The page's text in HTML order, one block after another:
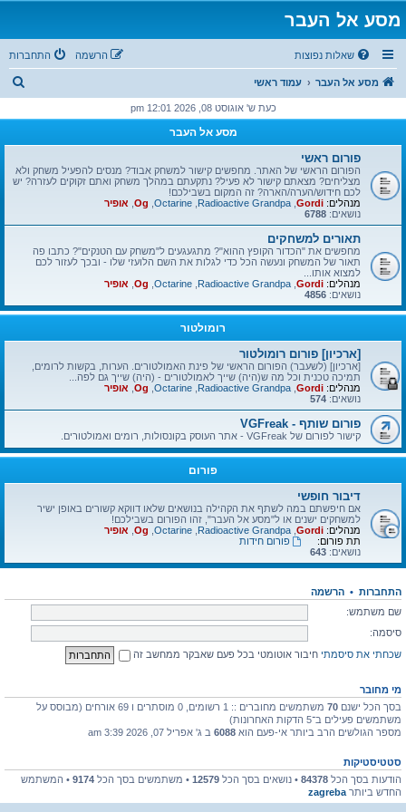
מסע אל העבר
שאלות נפוצות התחברות הרשמה
מסע אל העבר עמוד ראשי
ו
כעת ש' אוגוסט 08, 2026 12:01 pm
מסע אל העבר
פורום ראשי
הפורום הראשי של האתר. מחפשים קישור למשחק אבוד? מנסים להפעיל משחק ולא
מצליחים? מצאתם קישור לא פעיל? נתקעתם במהלך משחק ואתם זקוקים לעזרה? יש
לכם חידוש/הערה/הארה? זה המקום בשבילכם!
מנהלים: Gordi
Radioactive Grandpa
Octarine
Og אופיר
נושאים: 6788
תאורים למשחקים
מחפשים את "הכדור הקופץ ההוא"? מתגעגעים ל"משחק עם הטנקים"? כתבו פה
תאור של המשחק ונעשה הכל כדי לגלות את השם הלועזי שלו - ובכך לעזור לכם
למצוא אותו...
מנהלים: Gordi
Radioactive Grandpa
Octarine
Og אופיר
נושאים: 4856
רומולטור
[ארכיון] פורום רומולטור
[ארכיון] (לשעבר) הפורום הראשי של פינת האמולטורים. הערות, בקשות לרומים,
תמיכה טכנית וכל מה ש(היה) שייך לאמולטורים - (היה) שייך גם לפה...
מנהלים: Gordi
Radioactive Grandpa
Octarine
Og אופיר
נושאים: 574
פורום שותף - VGFreak
קישור לפורום של VGFreak - אתר העוסק בקונסולות, רומים ואמולטורים.
פורום
דיבור חופשי
אם חיפשתם במה לשתף את הקהילה בנושאים שלאו דווקא קשורים באופן ישיר
למשחקים ישנים או ל"מסע אל העבר", זהו הפורום בשבילכם!
מנהלים: Gordi
Radioactive Grandpa
Octarine
Og אופיר
תת פורום:
פורום חידות
נושאים: 643
התחברות • הרשמה
שם משתמש:
סיסמה:
שכחתי את סיסמתי חיבור אוטומטי בכל פעם שאבקר ממחשב זה
מי מחובר
בסך הכל ישנם 70
משתמשים מחוברים :: 1 רשומים, 0 מוסתרים ו 69 אורחים (מבוסס על
משתמשים פעילים ב־5 הדקות האחרונות)
מספר הגולשים הרב ביותר אי-פעם הוא 6088 ב ג' אפריל 07, 2026 3:39 am
סטטיסטיקות
הודעות בסך הכל 84378 • נושאים בסך הכל 12579 • משתמשים בסך הכל 9174 • המשתמש
החדש ביותר zagreba